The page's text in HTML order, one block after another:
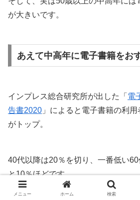
が大きいです。
あえて中高年に電子書籍をお
インプレス総合研究所が出した「 電
告書2020 」によると電子書籍の利
がトップ。
40代以降は20％を切り、一番低い60
と10％ほどです。
メニュー ホーム 検索